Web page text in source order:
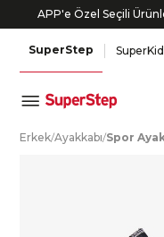
Siparişin 1-3 iş
APP'e Özel Seçili
SuperStep
Erkek/Ayakkabı/Spor A